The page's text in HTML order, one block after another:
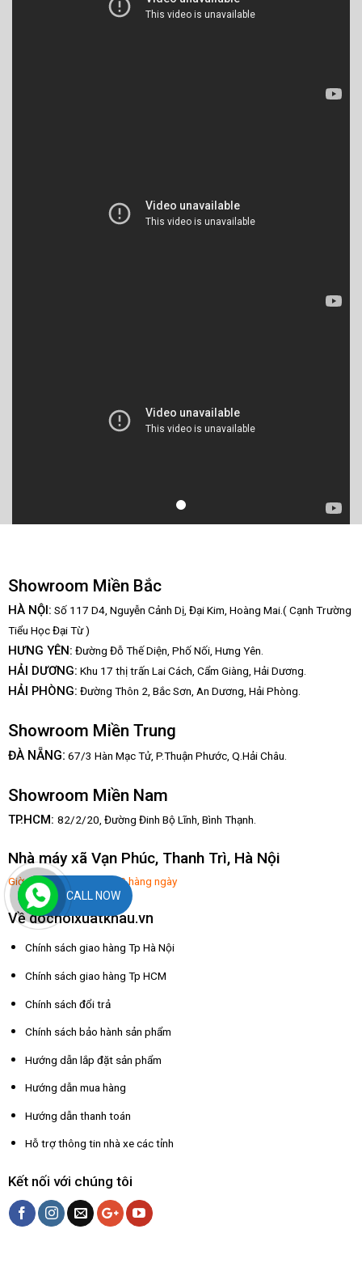
Showroom Miền Bắc
HÀ NỘI: Số 117 D4, Nguyễn Cảnh Dị, Đại Kim, Hoàng Mai.( Cạnh Trường
Tiểu Học Đại Từ )
HƯNG YÊN: Đường Đỗ Thế Diện, Phố Nối, Hưng Yên.
HẢI DƯƠNG: Khu 17 thị trấn Lai Cách, Cẩm Giàng, Hải Dương.
HẢI PHÒNG: Đường Thôn 2, Bắc Sơn, An Dương, Hải Phòng.
Showroom Miền Trung
ĐÀ NẴNG: 67/3 Hàn Mạc Tử, P.Thuận Phước, Q.Hải Châu.
Showroom Miền Nam
TP.HCM: 82/2/20, Đường Đinh Bộ Lĩnh, Bình Thạnh.
Nhà máy xã Vạn Phúc, Thanh Trì, Hà Nội
Giờ mở hàng: 8:00-17:30 hàng ngày
Về dochoixuatkhau.vn
Chính sách giao hàng Tp Hà Nội
Chính sách giao hàng Tp HCM
Chính sách đổi trả
Chính sách bảo hành sản phẩm
Hướng dẫn lắp đặt sản phẩm
Hướng dẫn mua hàng
Hướng dẫn thanh toán
Hỗ trợ thông tin nhà xe các tỉnh
Kết nối với chúng tôi
CALL NOW